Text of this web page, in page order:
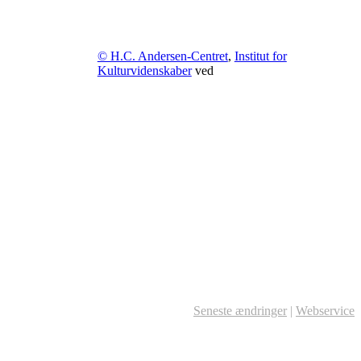
© H.C. Andersen-Centret, Institut for
Kulturvidenskaberved
Seneste ændringer | Webservice